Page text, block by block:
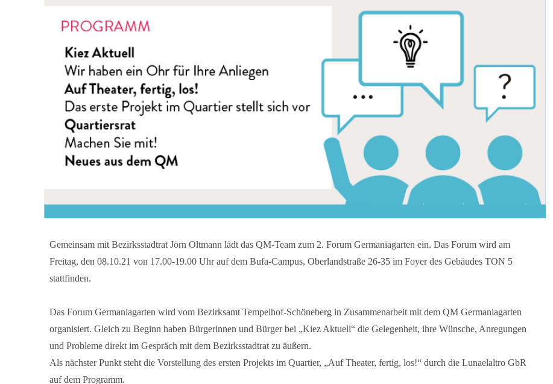
Gemeinsam mit Bezirksstadtrat Jörn Oltmann lädt das QM-Team zum 2. Forum Germaniagarten ein. Das Forum wird am
Freitag, den 08.10.21 von 17.00-19.00 Uhr auf dem Bufa-Campus, Oberlandstraße 26-35 im Foyer des Gebäudes TON 5
stattfinden.
Das Forum Germaniagarten wird vom Bezirksamt Tempelhof-Schöneberg in Zusammenarbeit mit dem QM Germaniagarten
organisiert. Gleich zu Beginn haben Bürgerinnen und Bürger bei „Kiez Aktuell“ die Gelegenheit, ihre Wünsche, Anregungen
und Probleme direkt im Gespräch mit dem Bezirksstadtrat zu äußern.
Als nächster Punkt steht die Vorstellung des ersten Projekts im Quartier, „Auf Theater, fertig, los!“ durch die Lunaelaltro GbR
auf dem Programm.